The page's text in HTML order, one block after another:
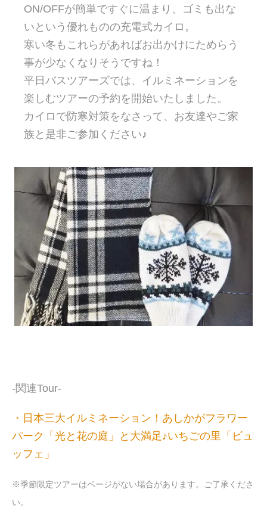
ON/OFFが簡単ですぐに温まり、ゴミも出な
いという優れものの充電式カイロ。
寒い冬もこれらがあればお出かけにためらう
事が少なくなりそうですね！
平日バスツアーズでは、イルミネーションを
楽しむツアーの予約を開始いたしました。
カイロで防寒対策をなさって、お友達やご家
族と是非ご参加ください♪
-関連Tour-
・日本三大イルミネーション！あしかがフラワー
パーク「光と花の庭」と大満足♪いちごの里「ビュ
ッフェ」
※季節限定ツアーはページがない場合があります。ご了承くださ
い。